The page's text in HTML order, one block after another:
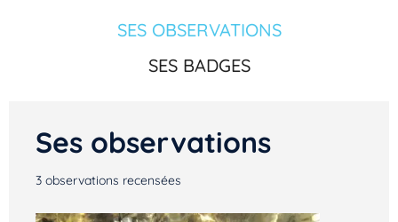
SES OBSERVATIONS
SES BADGES
Ses observations
3 observations recensées